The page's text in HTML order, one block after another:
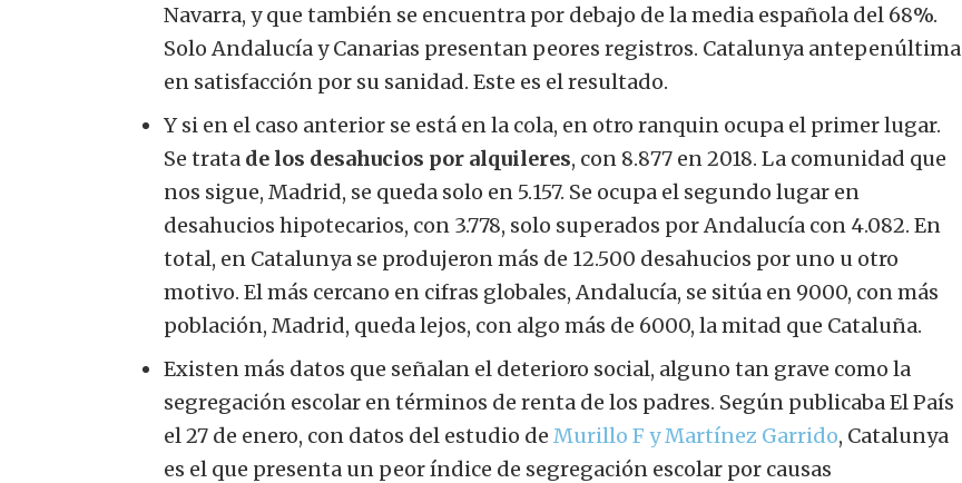
Navarra, y que también se encuentra por debajo de la media española del 68%.
Solo Andalucía y Canarias presentan peores registros. Catalunya antepenúltima
en satisfacción por su sanidad. Este es el resultado.
Y si en el caso anterior se está en la cola, en otro ranquin ocupa el primer lugar.
Se trata de los desahucios por alquileres, con 8.877 en 2018. La comunidad que
nos sigue, Madrid, se queda solo en 5.157. Se ocupa el segundo lugar en
desahucios hipotecarios, con 3.778, solo superados por Andalucía con 4.082. En
total, en Catalunya se produjeron más de 12.500 desahucios por uno u otro
motivo. El más cercano en cifras globales, Andalucía, se sitúa en 9000, con más
población, Madrid, queda lejos, con algo más de 6000, la mitad que Cataluña.
Existen más datos que señalan el deterioro social, alguno tan grave como la
segregación escolar en términos de renta de los padres. Según publicaba El País
el 27 de enero, con datos del estudio de Murillo F y Martínez Garrido, Catalunya
es el que presenta un peor índice de segregación escolar por causas